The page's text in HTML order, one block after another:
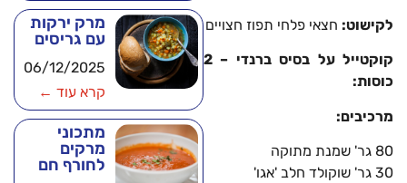
לקישוט: חצאי פלחי תפוז חצויים
קוקטייל על בסיס ברנדי – 2
כוסות:
מרכיבים:
80 גר' שמנת מתוקה
30 גר' שוקולד חלב 'אגו'
מרק ירקות
עם גריסים
06/12/2025
קרא עוד ←
מתכוני
מרקים
לחורף חם